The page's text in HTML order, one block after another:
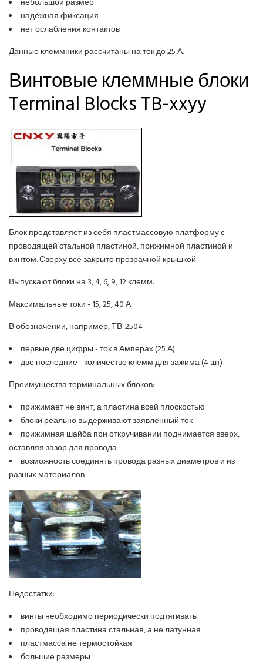
надёжная фиксация
нет ослабления контактов
Данные клеммники рассчитаны на ток до 25 А.
Винтовые клеммные блоки
Terminal Blocks TB-xxyy
Блок представляет из себя пластмассовую платформу с
проводящей стальной пластиной, прижимной пластиной и
винтом. Сверху всё закрыто прозрачной крышкой.
Выпускают блоки на 3, 4, 6, 9, 12 клемм.
Максимальные токи - 15, 25, 40 А.
В обозначении, например, ТВ-2504
первые две цифры - ток в Амперах (25 А)
две последние - количество клемм для зажима (4 шт)
Преимущества терминальных блоков:
прижимает не винт, а пластина всей плоскостью
блоки реально выдерживают заявленный ток
прижимная шайба при откручивании поднимается вверх,
оставляя зазор для провода
возможность соединять провода разных диаметров и из
разных материалов
Недостатки:
винты необходимо периодически подтягивать
проводящая пластина стальная, а не латунная
пластмасса не термостойкая
большие размеры